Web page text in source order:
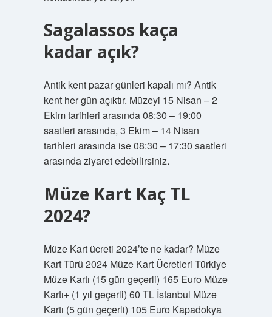
Sagalassos kaça
kadar açık?
Antik kent pazar günleri kapalı mı? Antik
kent her gün açıktır. Müzeyi 15 Nisan – 2
Ekim tarihleri ​​arasında 08:30 – 19:00
saatleri arasında, 3 Ekim – 14 Nisan
tarihleri ​​arasında ise 08:30 – 17:30 saatleri
arasında ziyaret edebilirsiniz.
Müze Kart Kaç TL
2024?
Müze Kart ücreti 2024’te ne kadar? Müze
Kart Türü 2024 Müze Kart Ücretleri Türkiye
Müze Kartı (15 gün geçerli) 165 Euro Müze
Kartı+ (1 yıl geçerli) 60 TL İstanbul Müze
Kartı (5 gün geçerli) 105 Euro Kapadokya